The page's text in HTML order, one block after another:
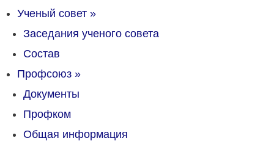
Ученый совет »
Заседания ученого совета
Состав
Профсоюз »
Документы
Профком
Общая информация